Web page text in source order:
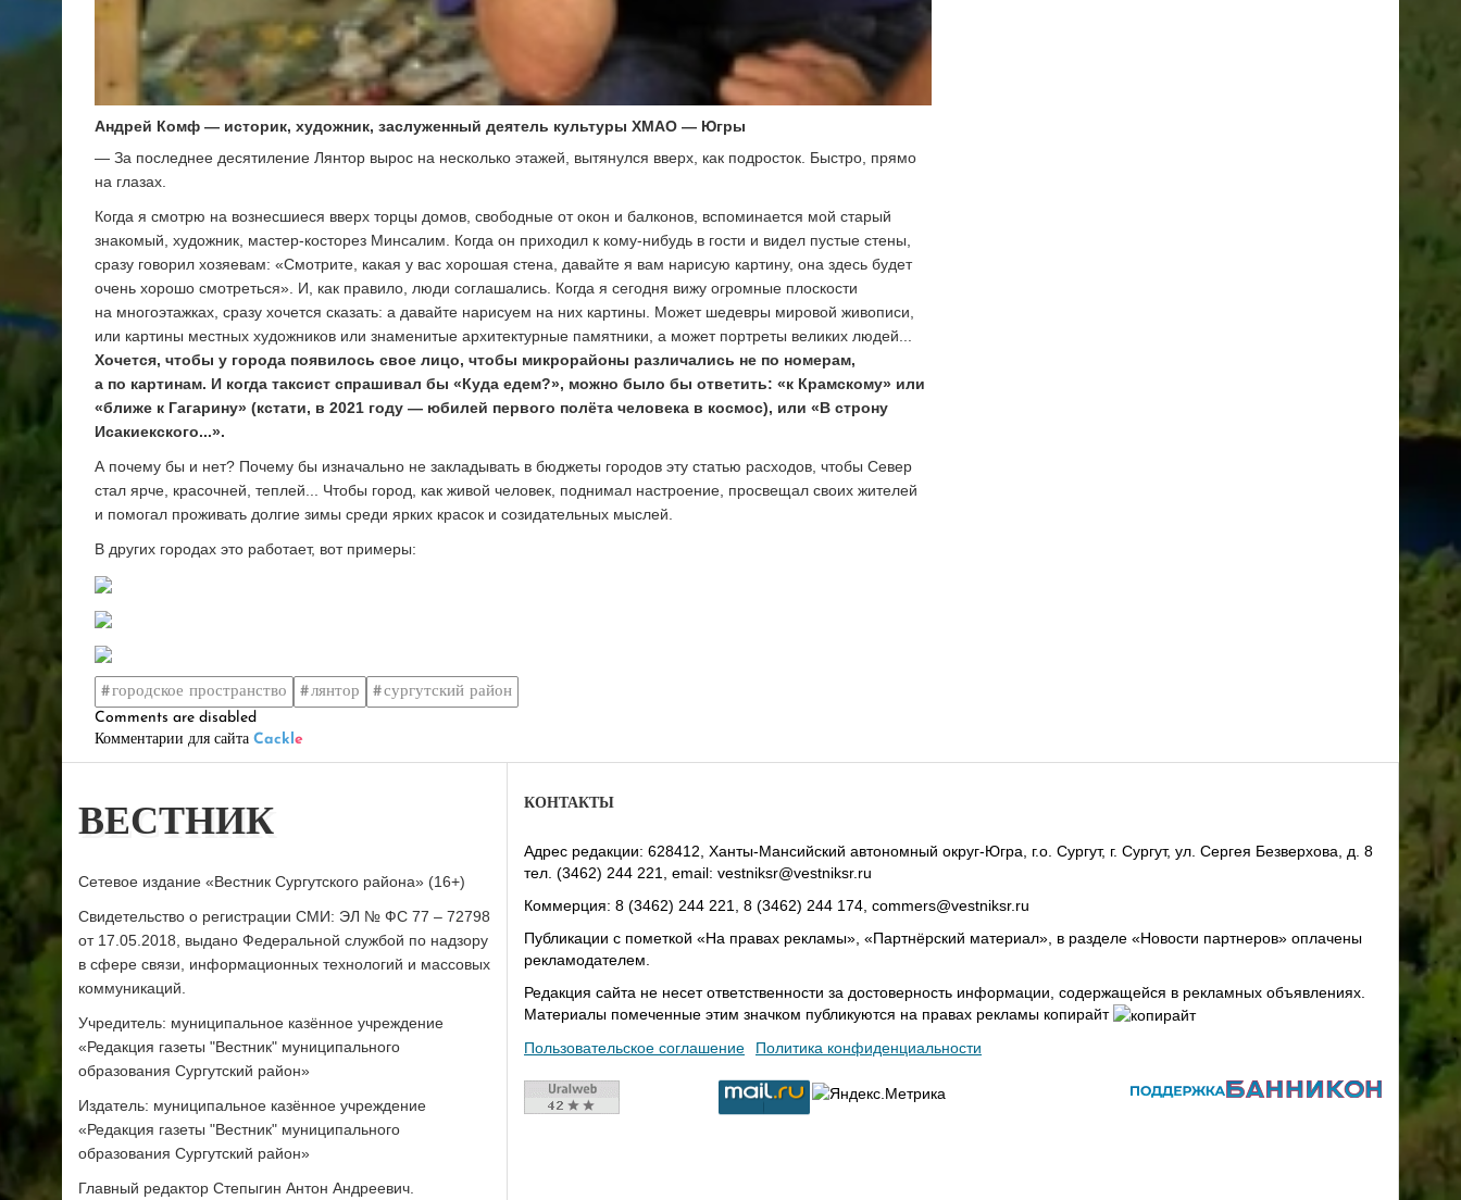
Андрей Комф — историк, художник, заслуженный деятель культуры ХМАО — Югры
— За последнее десятиление Лянтор вырос на несколько этажей, вытянулся вверх, как подросток. Быстро, прямо
на глазах.
Когда я смотрю на вознесшиеся вверх торцы домов, свободные от окон и балконов, вспоминается мой старый
знакомый, художник, мастер-косторез Минсалим. Когда он приходил к кому-нибудь в гости и видел пустые стены,
сразу говорил хозяевам: «Смотрите, какая у вас хорошая стена, давайте я вам нарисую картину, она здесь будет
очень хорошо смотреться». И, как правило, люди соглашались. Когда я сегодня вижу огромные плоскости
на многоэтажках, сразу хочется сказать: а давайте нарисуем на них картины. Может шедевры мировой живописи,
или картины местных художников или знаменитые архитектурные памятники, а может портреты великих людей...
Хочется, чтобы у города появилось свое лицо, чтобы микрорайоны различались не по номерам,
а по картинам. И когда таксист спрашивал бы «Куда едем?», можно было бы ответить: «к Крамскому» или
«ближе к Гагарину» (кстати, в 2021 году — юбилей первого полёта человека в космос), или «В строну
Исакиекского...».
А почему бы и нет? Почему бы изначально не закладывать в бюджеты городов эту статью расходов, чтобы Север
стал ярче, красочней, теплей... Чтобы город, как живой человек, поднимал настроение, просвещал своих жителей
и помогал проживать долгие зимы среди ярких красок и созидательных мыслей.
В других городах это работает, вот примеры:
городское пространство лянтор
сургутский район
Comments are disabled
Комментарии для сайта Cackle
ВЕСТНИК
Сетевое издание «Вестник Сургутского района» (16+)
Свидетельство о регистрации СМИ: ЭЛ № ФС 77 – 72798
от 17.05.2018, выдано Федеральной службой по надзору
в сфере связи, информационных технологий и массовых
коммуникаций.
Учредитель: муниципальное казённое учреждение
«Редакция газеты "Вестник" муниципального
образования Сургутский район»
Издатель: муниципальное казённое учреждение
«Редакция газеты "Вестник" муниципального
образования Сургутский район»
Главный редактор Степыгин Антон Андреевич.
КОНТАКТЫ
Адрес редакции: 628412, Ханты-Мансийский автономный округ-Югра, г.о. Сургут, г. Сургут, ул. Сергея Безверхова, д. 8
тел. (3462) 244 221, email: vestniksr@vestniksr.ru
Коммерция: 8 (3462) 244 221, 8 (3462) 244 174, commers@vestniksr.ru
Публикации с пометкой «На правах рекламы», «Партнёрский материал», в разделе «Новости партнеров» оплачены
рекламодателем.
Редакция сайта не несет ответственности за достоверность информации, содержащейся в рекламных объявлениях.
Материалы помеченные этим значком публикуются на правах рекламы копирайт
Пользовательское соглашение
Политика конфиденциальности